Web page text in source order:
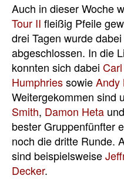
Auch in dieser Woche
Tour II fleißig Pfeile
drei Tagen wurde
abgeschlossen. In die
konnten sich dabei
HumphriessowieAndy
Weitergekommen sind
Smith, Damon Heta und
bester Gruppenfünfter
noch die dritte Runde.
sind beispielsweise
Decker.